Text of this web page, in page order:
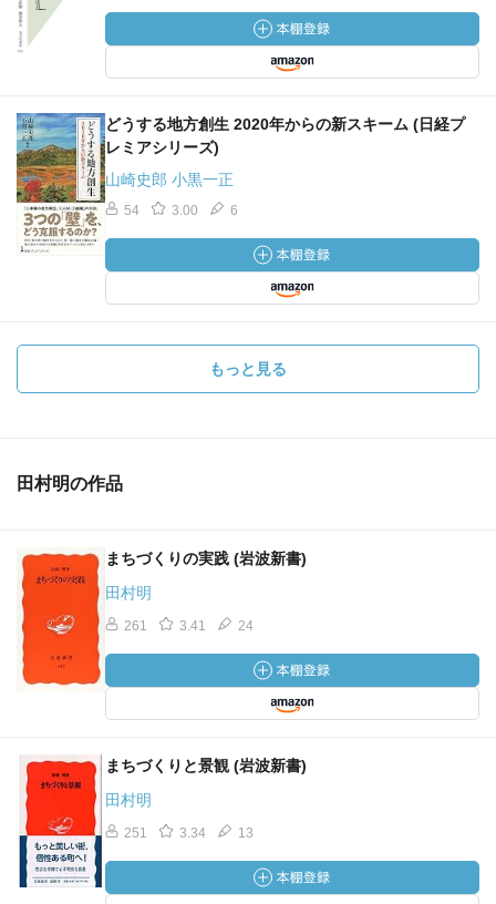
どうする地方創生 2020年からの新スキーム (日経プ
レミアシリーズ)
山崎史郎 小黒一正
54 3.00 6
もっと見る
田村明の作品
まちづくりの実践 (岩波新書)
田村明
261 3.41 24
まちづくりと景観 (岩波新書)
田村明
251 3.34 13